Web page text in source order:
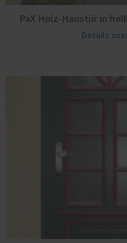
PaX Holz-Haustür in
Details